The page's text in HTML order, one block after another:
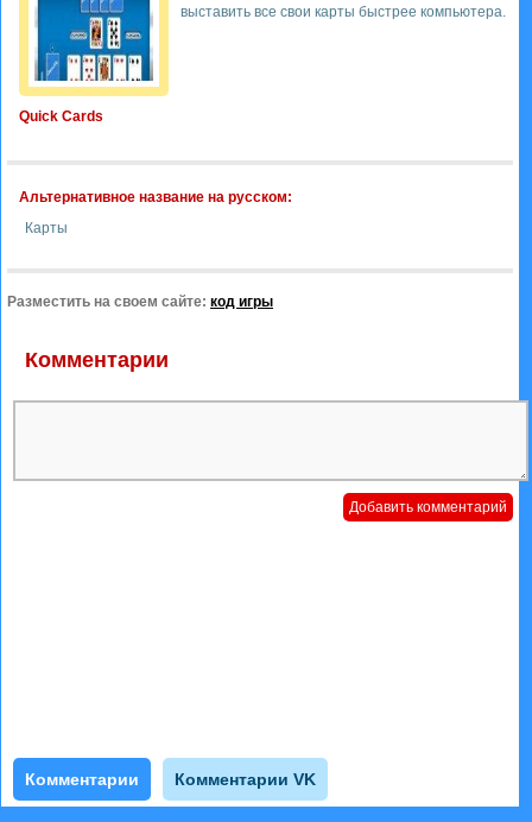
Quick Cards
выставить все свои карты быстрее компьютера.
Альтернативное название на русском:
Карты
Разместить на своем сайте: код игры
Комментарии
Комментарии Комментарии VK